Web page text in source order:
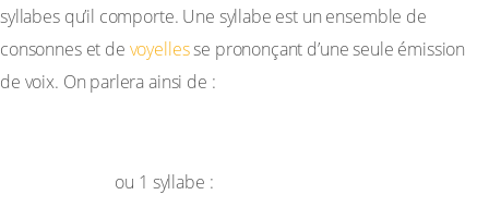
syllabes qu’il comporte. Une syllabe est un ensemble de
consonnes et de voyellesse prononçant d’une seule émission
de voix. On parlera ainsi de :
ou 1 syllabe :